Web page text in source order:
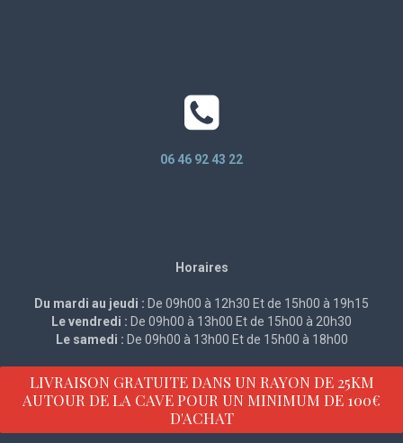
06 46 92 43 22
Horaires
Du mardi au jeudi : De 09h00 à 12h30 Et de 15h00 à 19h15
Le vendredi : De 09h00 à 13h00 Et de 15h00 à 20h30
Le samedi : De 09h00 à 13h00 Et de 15h00 à 18h00
LIVRAISON GRATUITE DANS UN RAYON DE 25KM
AUTOUR DE LA CAVE POUR UN MINIMUM DE 100€
D'ACHAT